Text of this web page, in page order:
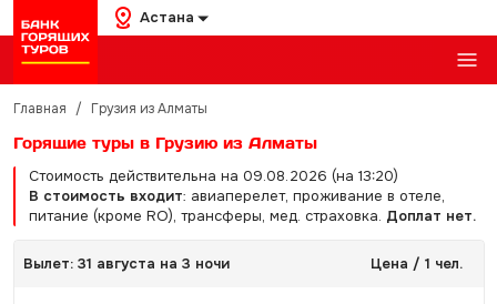
Астана
Главная / Грузия из Алматы
Горящие туры в Грузию из Алматы
Стоимость действительна на 09.08.2026 (на 13:20)
В стоимость входит: авиаперелет, проживание в отеле,
питание (кроме RO), трансферы, мед. страховка. Доплат нет.
Вылет: 31 августа на 3 ночи Цена / 1 чел.